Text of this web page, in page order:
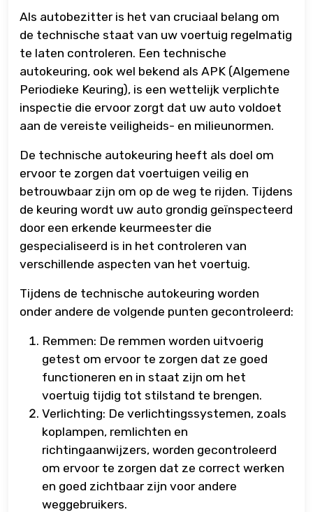
Als autobezitter is het van cruciaal belang om
de technische staat van uw voertuig regelmatig
te laten controleren. Een technische
autokeuring, ook wel bekend als APK (Algemene
Periodieke Keuring), is een wettelijk verplichte
inspectie die ervoor zorgt dat uw auto voldoet
aan de vereiste veiligheids- en milieunormen.
De technische autokeuring heeft als doel om
ervoor te zorgen dat voertuigen veilig en
betrouwbaar zijn om op de weg te rijden. Tijdens
de keuring wordt uw auto grondig geïnspecteerd
door een erkende keurmeester die
gespecialiseerd is in het controleren van
verschillende aspecten van het voertuig.
Tijdens de technische autokeuring worden
onder andere de volgende punten gecontroleerd:
Remmen: De remmen worden uitvoerig
getest om ervoor te zorgen dat ze goed
functioneren en in staat zijn om het
voertuig tijdig tot stilstand te brengen.
Verlichting: De verlichtingssystemen, zoals
koplampen, remlichten en
richtingaanwijzers, worden gecontroleerd
om ervoor te zorgen dat ze correct werken
en goed zichtbaar zijn voor andere
weggebruikers.